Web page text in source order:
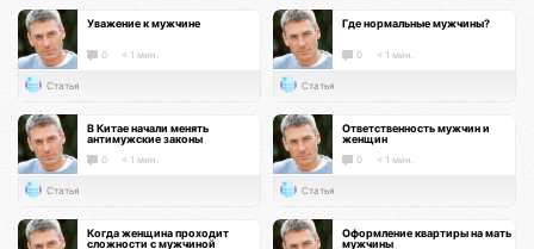
Уважение к мужчине
0 < 1 мин.
Статья
Где нормальные мужчины?
0 < 1 мин.
Статья
В Китае начали менять
антимужские законы
0 < 1 мин.
Статья
Ответственность мужчин и
женщин
0 < 1 мин.
Статья
Когда женщина проходит
сложности с мужчиной
Оформление квартиры на мать
мужчины